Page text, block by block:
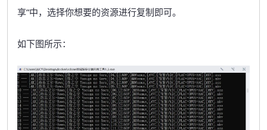
享”中，选择你想要的资源进行复制即可。
如下图所示：